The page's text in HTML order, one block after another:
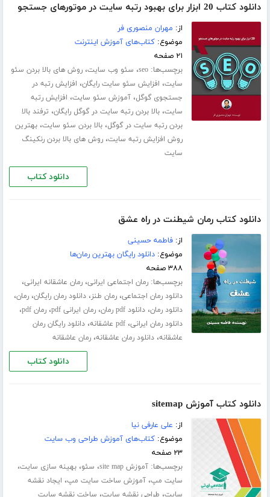
دانلود کتاب 20 ابزار برای بهبود رتبه سایت در موتورهای جستجو
از: مهران منصوری فر
موضوع:کتاب‌های آموزش اینترنت
۲۱ صفحه
برچسب‌ها:seo، سئو وب سایت،روش های بالا بردن سئو
سایت، افزایش سئو سایت رایگان، افزایش رتبه در
جستجوی گوگل،آموزش سئو سایت، افزایش رتبه
سایت،بالا بردن رتبه سایت در گوگل رایگان، ترفند بالا
بردن رتبه سایت در گوگل،بالا بردن سئو سایت،بهترین
روش افزایش رتبه سایت،روش های بالا بردن رنکینگ
سایت
دانلود کتاب
دانلود کتاب رمان شیطنت در راه عشق
از:فاطمه حسینی
موضوع:دانلود رایگان بهترین رمان‌ها
۳۸۸ صفحه
برچسب‌ها:رمان اجتماعی ایرانی،رمان عاشقانه ایرانی،
دانلود رمان اجتماعی،رمان طنز،دانلود رمان رایگان،رمان،
دانلود رمان،دانلود pdf رمان ،رمان ایرانی pdf ،رمان pdf ،
دانلود رمان ایرانی،pdf عاشقانه ،دانلود رایگان رمان
عاشقانه،دانلود رمان عاشقانه،رمان عاشقانه
دانلود کتاب
دانلود کتاب آموزش sitemap
از: علی عارفی نیا
موضوع:کتاب‌های آموزش طراحی وب سایت
۲۳ صفحه
برچسب‌ها:آموزش site map ، سئو،بهینه سازی سایت،
سایت مپ،آموزش ساخت سایت مپ، ایجاد نقشه
سایت، طراحی نقشه سایت، ساخت نقشه سایت